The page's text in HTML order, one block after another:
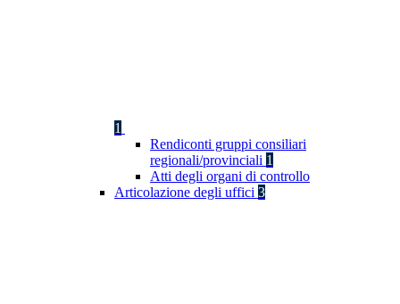
1
Rendiconti gruppi consiliari
regionali/provinciali 1
Atti degli organi di controllo
Articolazione degli uffici 3